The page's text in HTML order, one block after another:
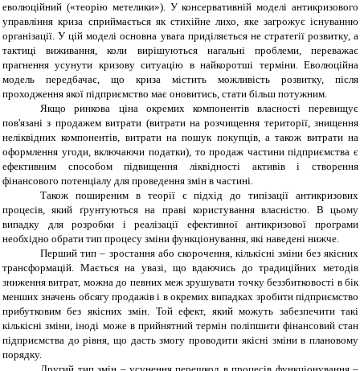
еволюційний («теорію метелики»). У консервативній моделі антикризового
управління криза сприймається як стихійне лихо, яке загрожує існуванню
організації. У цій моделі основна увага приділяється не стратегії розвитку, а
тактиці виживання, коли вирішуються нагальні проблеми, переважає
прагнення усунути кризову ситуацію в найкоротші терміни. Еволюційна
модель передбачає, що криза містить можливість розвитку, після
проходження якої підприємство має оновитись, стати більш потужним.
Якщо ринкова ціна окремих компонентів власності перевищує
пов'язані з продажем витрати (витрати на розчищення території, знищення
неліквідних компонентів, витрати на пошук покупців, а також витрати на
оформлення угоди, включаючи податки), то продаж частини підприємства є
ефективним способом підвищення ліквідності активів і створення
фінансового потенціалу для проведення змін в частині.
Також поширеним в теорії є підхід до типізації антикризових
процесів, який ґрунтуються на праві користування власністю. В цьому
випадку для розробки і реалізації ефективної антикризової програми
необхідно обрати тип процесу зміни функціонування, які наведені нижче.
Перший тип – зростання або скорочення, кількісні зміни без якісних
трансформацій. Мається на увазі, що вдаючись до традиційних методів
зниження витрат, можна до певних меж зрушувати точку беззбитковості в бік
менших значень обсягу продажів і в окремих випадках зробити підприємство
прибутковим без якісних змін. Той ефект, який можуть забезпечити такі
кількісні зміни, іноді може в прийнятний термін поліпшити фінансовий стан
підприємства до рівня, що дасть змогу проводити якісні зміни в плановому
порядку.